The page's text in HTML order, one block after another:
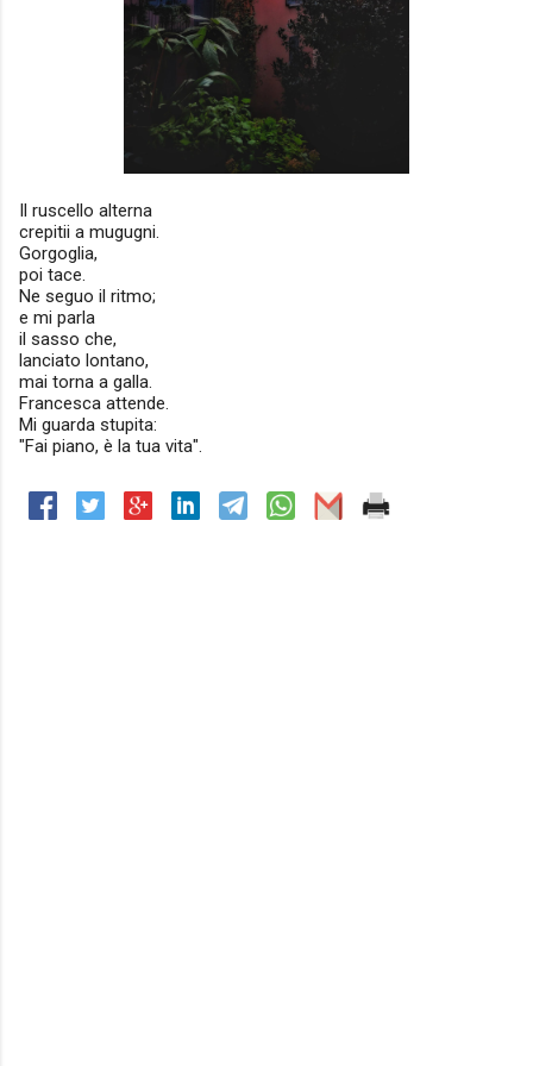
Il ruscello alterna
crepitii a mugugni.
Gorgoglia,
poi tace.
Ne seguo il ritmo;
e mi parla
il sasso che,
lanciato lontano,
mai torna a galla.
Francesca attende.
Mi guarda stupita:
"Fai piano, è la tua vita".